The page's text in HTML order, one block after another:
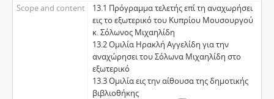
Scope and content
13.1 Πρόγραμμα τελετής επί τη αναχωρήσει
εις το εξωτερικό του Κυπρίου Μουσουργού
κ. Σόλωνος Μιχαηλίδη
13.2 Oμιλία Ηρακλή Αγγελίδη για την
αναχώρησει του Σόλωνα Μιχαηλίδη στο
εξωτερικό
13.3 Ομιλία εις την αίθουσα της δημοτικής
βιβλιοθήκης